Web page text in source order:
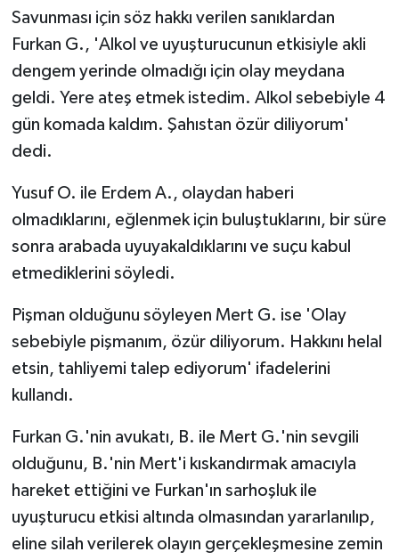
Savunması için söz hakkı verilen sanıklardan
Furkan G., 'Alkol ve uyuşturucunun etkisiyle akli
dengem yerinde olmadığı için olay meydana
geldi. Yere ateş etmek istedim. Alkol sebebiyle 4
gün komada kaldım. Şahıstan özür diliyorum'
dedi.
Yusuf O. ile Erdem A., olaydan haberi
olmadıklarını, eğlenmek için buluştuklarını, bir süre
sonra arabada uyuyakaldıklarını ve suçu kabul
etmediklerini söyledi.
Pişman olduğunu söyleyen Mert G. ise 'Olay
sebebiyle pişmanım, özür diliyorum. Hakkını helal
etsin, tahliyemi talep ediyorum' ifadelerini
kullandı.
Furkan G.'nin avukatı, B. ile Mert G.'nin sevgili
olduğunu, B.'nin Mert'i kıskandırmak amacıyla
hareket ettiğini ve Furkan'ın sarhoşluk ile
uyuşturucu etkisi altında olmasından yararlanılıp,
eline silah verilerek olayın gerçekleşmesine zemin